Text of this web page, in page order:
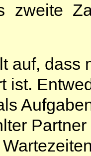
zweite
auf, dass
ist.